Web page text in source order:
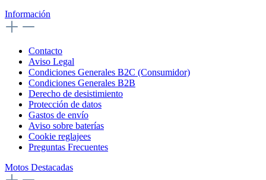
Información
Contacto
Aviso Legal
Condiciones Generales B2C (Consumidor)
Condiciones Generales B2B
Derecho de desistimiento
Protección de datos
Gastos de envío
Aviso sobre baterías
Cookie reglajees
Preguntas Frecuentes
Motos Destacadas